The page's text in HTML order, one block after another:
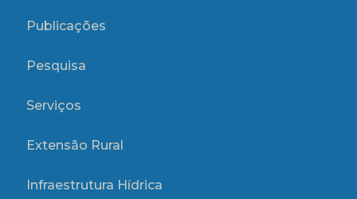
Publicações
Pesquisa
Serviços
Extensão Rural
Infraestrutura Hídrica